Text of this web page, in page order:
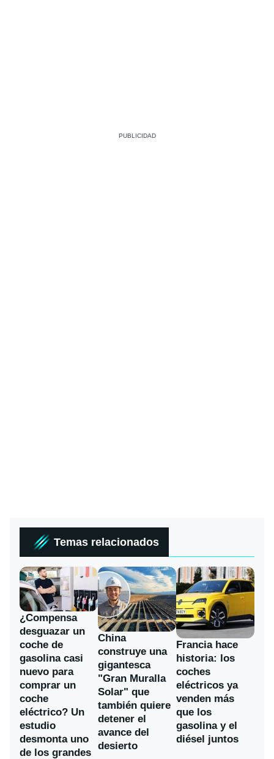
Temas relacionados
¿Compensa
desguazar un
coche de
gasolina casi
nuevo para
comprar un
coche
eléctrico? Un
estudio
desmonta uno
de los grandes
China
construye una
gigantesca
"Gran Muralla
Solar" que
también quiere
detener el
avance del
desierto
Francia hace
historia: los
coches
eléctricos ya
venden más
que los
gasolina y el
diésel juntos